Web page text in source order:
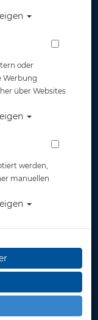
auf UVP
vom 13.03.-
oder
Werbung
über Websites
werden,
manuellen